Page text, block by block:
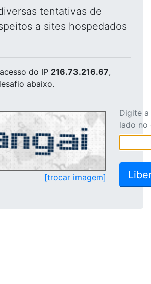
tentativas de
a sites hospedados
do IP 216.73.216.67,
abaixo.
[trocar imagem]
Digite
lado no